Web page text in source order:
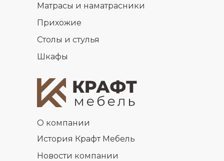
Матрасы и наматрасники
Прихожие
Столы и стулья
Шкафы
О компании
История Крафт Мебель
Новости компании